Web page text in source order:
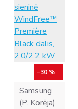
-30 %
Samsung
(P. Korėja)